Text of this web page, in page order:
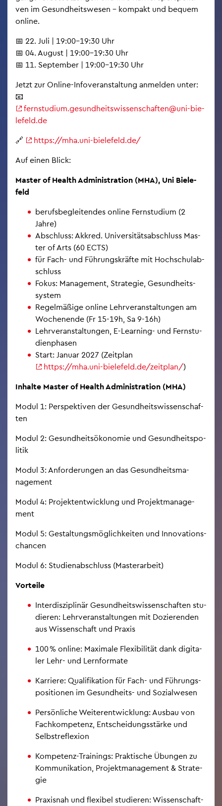
ven im Ge­sund­heits­we­sen – kom­pakt und be­quem
on­line.
📅 22. Juli | 19:00–19:30 Uhr
📅 04. Au­gust | 19:00–19:30 Uhr
📅 11. Sep­tem­ber | 19:00–19:30 Uhr
Jetzt zur On­line-In­fo­ver­an­stal­tung an­mel­den unter:
📧
fern­stu­di­um.​ges​undh​eits​wiss​ensc​haft​en@​uni-bie­
le­feld.de
🔗 https://​mha.​uni-bie­le­feld.de/
Auf einen Blick:
Mas­ter of Health Ad­mi­nis­tra­ti­on (MHA), Uni Bie­le­
feld
be­rufs­be­glei­ten­des on­line Fern­stu­di­um (2
Jahre)
Ab­schluss: Akk­red. Uni­ver­si­täts­ab­schluss Mas­
ter of Arts (60 ECTS)
für Fach- und Füh­rungs­kräf­te mit Hoch­schul­ab­
schluss
Fokus: Ma­nage­ment, Stra­te­gie, Ge­sund­heits­
sys­tem
Re­gel­mä­ßi­ge on­line Lehr­ver­an­stal­tun­gen am
Wo­chen­en­de (Fr 15-19h, Sa 9-16h)
Lehr­ver­an­stal­tun­gen, E-Lear­ning- und Fern­stu­
di­en­pha­sen
Start: Ja­nu­ar 2027 (Zeit­plan
https://​mha.​uni-bie­le­feld.de/zeit­plan/)
In­hal­te Mas­ter of Health Ad­mi­nis­tra­ti­on (MHA)
Modul 1: Per­spek­ti­ven der Ge­sund­heits­wis­sen­schaf­
ten
Modul 2: Ge­sund­heits­öko­no­mie und Ge­sund­heits­po­
li­tik
Modul 3: An­for­de­run­gen an das Ge­sund­heits­ma­
nage­ment
Modul 4: Pro­jekt­ent­wick­lung und Pro­jekt­ma­nage­
ment
Modul 5: Ge­stal­tungs­mög­lich­kei­ten und In­no­va­ti­ons­
chan­cen
Modul 6: Stu­di­en­ab­schluss (Mas­ter­ar­beit)
Vor­tei­le
In­ter­dis­zi­pli­när Ge­sund­heits­wis­sen­schaf­ten stu­
die­ren: Lehr­ver­an­stal­tun­gen mit Do­zie­ren­den
aus Wis­sen­schaft und Pra­xis
100 % on­line: Ma­xi­ma­le Fle­xi­bi­li­tät dank di­gi­ta­
ler Lehr- und Lern­for­ma­te
Kar­rie­re: Qua­li­fi­ka­ti­on für Fach- und Füh­rungs­
po­si­tio­nen im Ge­sund­heits- und So­zi­al­we­sen
Per­sön­li­che Wei­ter­ent­wick­lung: Aus­bau von
Fach­kom­pe­tenz, Ent­schei­dungs­stär­ke und
Selbst­re­fle­xi­on
Kom­pe­tenz-Trai­nings: Prak­ti­sche Übun­gen zu
Kom­mu­ni­ka­ti­on, Pro­jekt­ma­nage­ment & Stra­te­
gie
Pra­xis­nah und fle­xi­bel stu­die­ren: Wis­sen­schaft­